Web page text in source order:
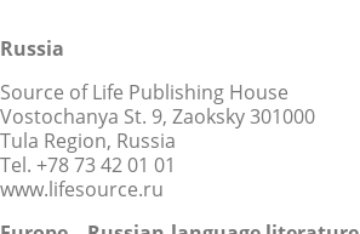
Russia
Source of Life Publishing House
Vostochanya St. 9, Zaoksky 301000
Tula Region, Russia
Tel. +78 73 42 01 01
www.lifesource.ru